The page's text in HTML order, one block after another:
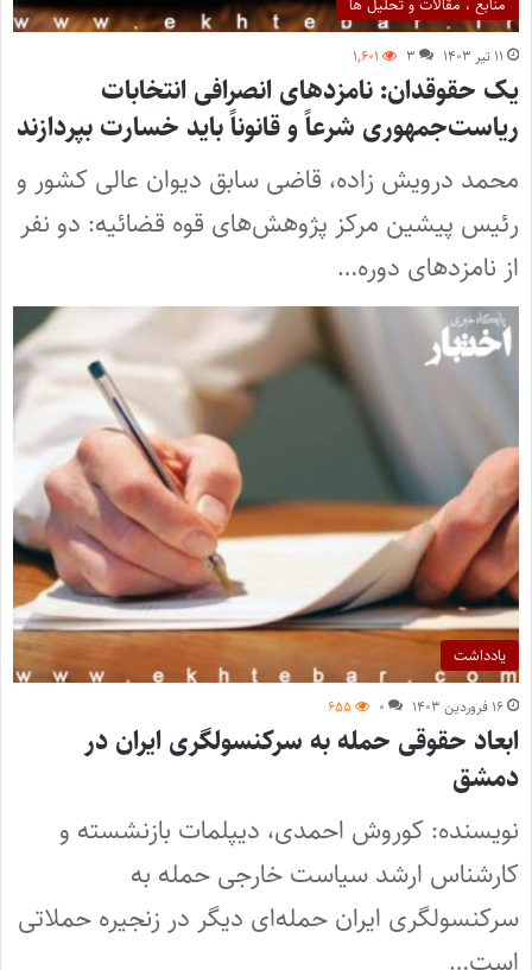
منابع ، مقالات و تحلیل ها
۱۱ تیر ۱۴۰۳ ۳ ۱,۶۰۱
یک حقوقدان: نامزدهای انصرافی انتخابات
ریاست‌جمهوری شرعاً و قانوناً باید خسارت بپردازند
محمد درویش زاده، قاضی سابق دیوان عالی کشور و
رئیس پیشین مرکز پژوهش‌های قوه قضائیه: دو نفر
از نامزدهای دوره…
یادداشت
۱۶ فروردین ۱۴۰۳ ۰ ۶۵۵
ابعاد حقوقی حمله به سرکنسولگری ایران در
دمشق
نویسنده: کوروش احمدی، دیپلمات بازنشسته و
کارشناس ارشد سیاست خارجی حمله به
سرکنسولگری ایران حمله‌ای دیگر در زنجیره حملاتی